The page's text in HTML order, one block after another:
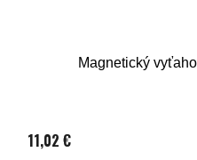
Magnetický
11,02 €